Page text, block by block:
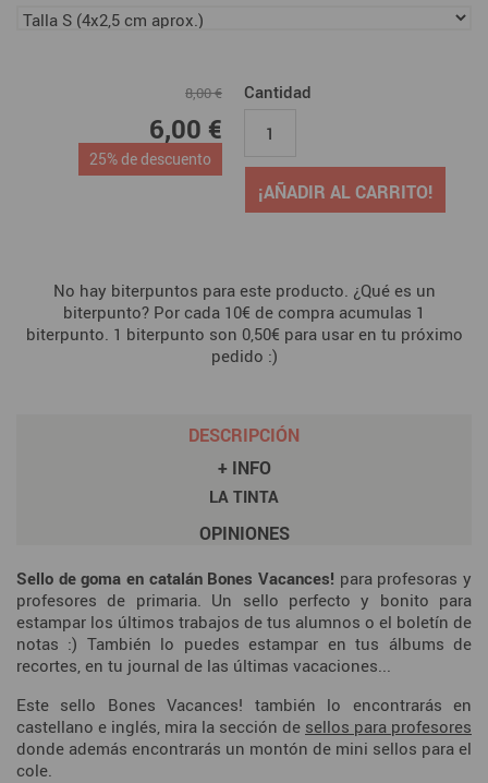
8,00 €
6,00 €
25% de descuento
Cantidad
¡AÑADIR AL CARRITO!
No hay biterpuntos para este producto. ¿Qué es un
biterpunto? Por cada 10€ de compra acumulas 1
biterpunto. 1 biterpunto son 0,50€ para usar en tu próximo
pedido :)
DESCRIPCIÓN
+ INFO
LA TINTA
OPINIONES
Sello de goma en catalán Bones Vacances! para profesoras y
profesores de primaria. Un sello perfecto y bonito para
estampar los últimos trabajos de tus alumnos o el boletín de
notas :) También lo puedes estampar en tus álbums de
recortes, en tu journal de las últimas vacaciones...
Este sello Bones Vacances! también lo encontrarás en
castellano e inglés, mira la sección de sellos para profesores
donde además encontrarás un montón de mini sellos para el
cole.